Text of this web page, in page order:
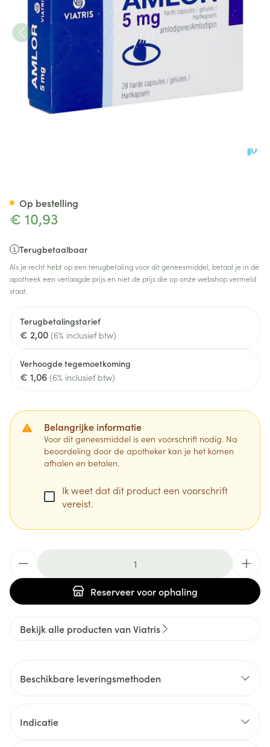
€ 10,93
Terugbetaalbaar
Als je recht hebt op een terugbetaling voor dit geneesmiddel, betaal je in de
apotheek een verlaagde prijs en niet de prijs die op onze webshop vermeld
staat.
Terugbetalingstarief
€ 2,00 (6% inclusief btw)
Verhoogde tegemoetkoming
€ 1,06 (6% inclusief btw)
Belangrijke informatie
Voor dit geneesmiddel is een voorschrift nodig. Na
beoordeling door de apotheker kan je het komen
afhalen en betalen.
Ik weet dat dit product een voorschrift
vereist.
Reserveervoor ophaling
Op bestelling
Bekijk alle producten van Viatris
Beschikbare leveringsmethoden
Indicatie